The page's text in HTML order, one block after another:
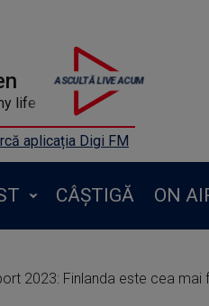
life
aplicația Digi FM
CÂȘTIGĂ ON
2023: Finlanda este cea